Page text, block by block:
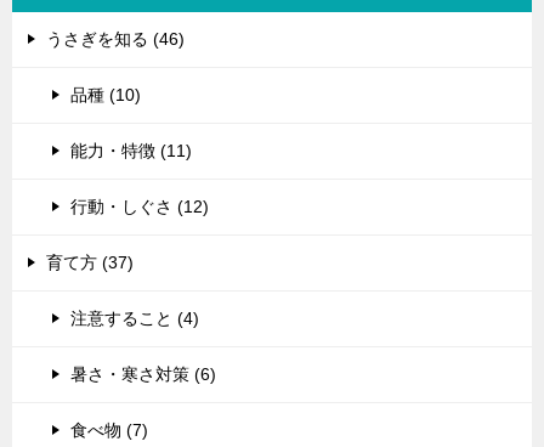
うさぎを知る (46)
品種 (10)
能力・特徴 (11)
行動・しぐさ (12)
育て方 (37)
注意すること (4)
暑さ・寒さ対策 (6)
食べ物 (7)